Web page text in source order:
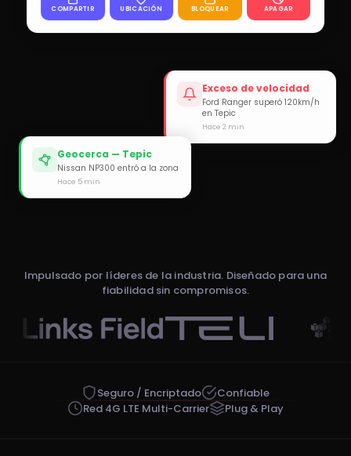
COMPARTIR UBICACIÓN BLOQUEAR APAGAR
Exceso de velocidad
Ford Ranger superó 120km/h
en Tepic
Hace 2 min
Geocerca — Tepic
Nissan NP300 entró a la zona
Hace 5 min
Impulsado por líderes de la industria. Diseñado para una
fiabilidad sin compromisos.
Seguro / Encriptado
Confiable
Red 4G LTE Multi-Carrier
Plug & Play